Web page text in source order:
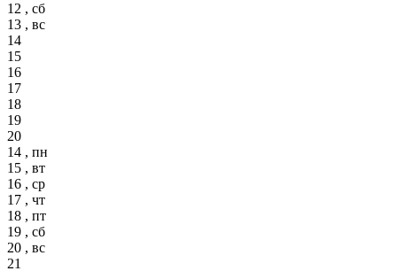
12 , сб
13 , вс
14
15
16
17
18
19
20
14 , пн
15 , вт
16 , ср
17 , чт
18 , пт
19 , сб
20 , вс
21